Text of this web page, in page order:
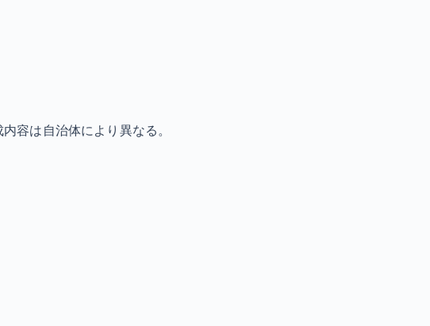
容は自治体により異なる。